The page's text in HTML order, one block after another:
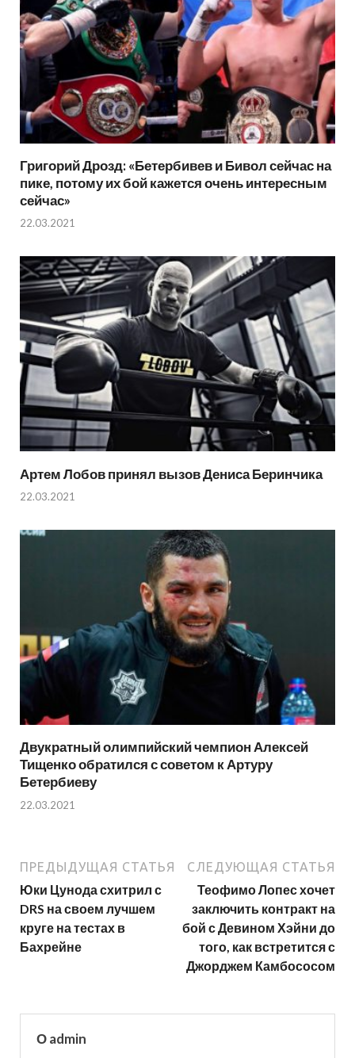
Григорий Дрозд: «Бетербивев и Бивол сейчас на
пике, потому их бой кажется очень интересным
сейчас»
22.03.2021
Артем Лобов принял вызов Дениса Беринчика
22.03.2021
Двукратный олимпийский чемпион Алексей
Тищенко обратился с советом к Артуру
Бетербиеву
22.03.2021
ПРЕДЫДУЩАЯ СТАТЬЯ
Юки Цунода схитрил с
DRS на своем лучшем
круге на тестах в
Бахрейне
СЛЕДУЮЩАЯ СТАТЬЯ
Теофимо Лопес хочет
заключить контракт на
бой с Девином Хэйни до
того, как встретится с
Джорджем Камбососом
О admin